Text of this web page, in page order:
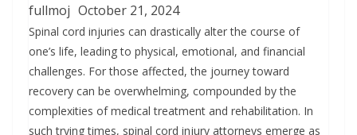
fullmoj October 21, 2024
Spinal cord injuries can drastically alter the course of
one’s life, leading to physical, emotional, and financial
challenges. For those affected, the journey toward
recovery can be overwhelming, compounded by the
complexities of medical treatment and rehabilitation. In
such trying times, spinal cord injury attorneys emerge as